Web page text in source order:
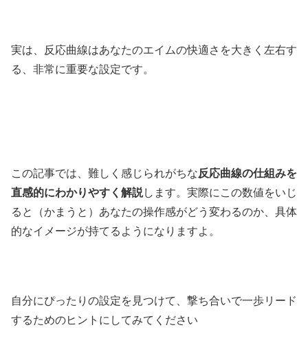
実は、反応曲線はあなたのエイムの快適さを大きく左右す
る、非常に重要な設定です。
この記事では、難しく感じられがちな反応曲線の仕組みを
直感的にわかりやすく解説します。実際にこの数値をいじ
ると（かまうと）あなたの操作感がどう変わるのか、具体
的なイメージが持てるようになりますよ。
自分にぴったりの設定を見つけて、撃ち合いで一歩リード
するためのヒントにしてみてください